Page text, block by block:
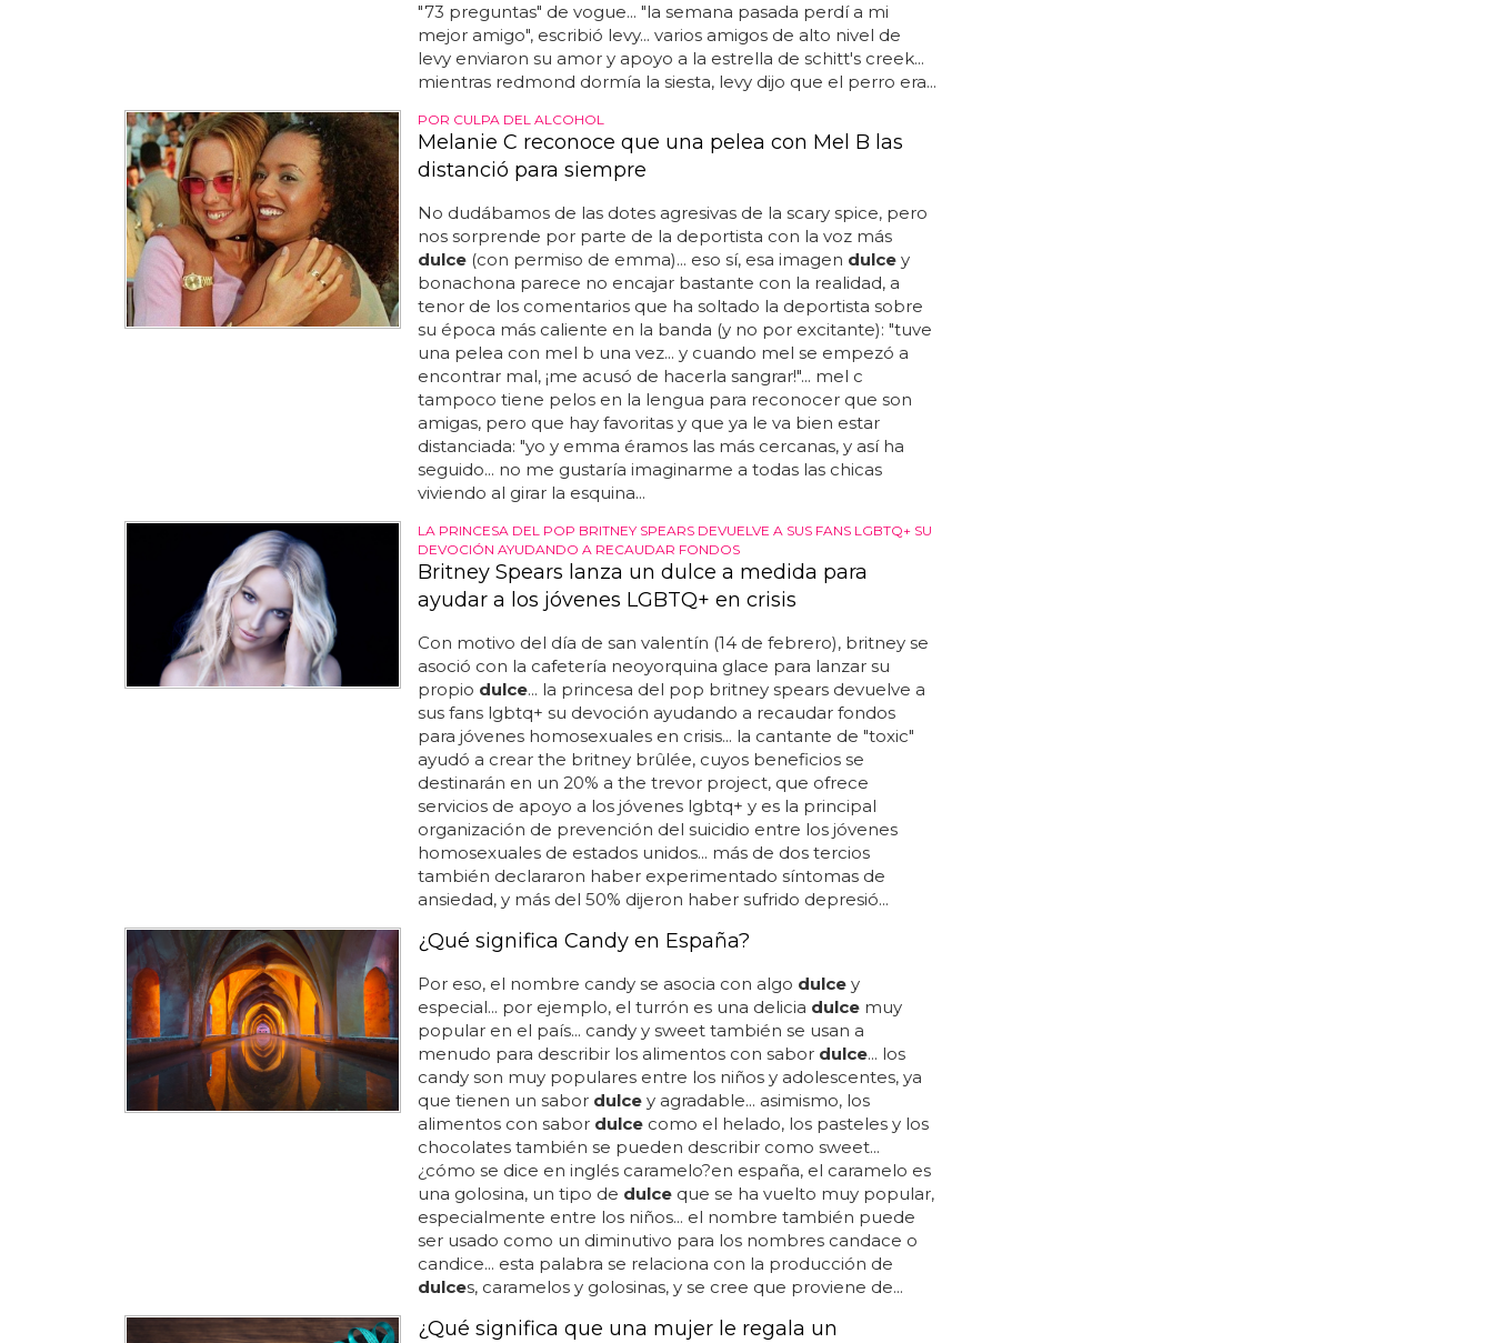
"73 preguntas" de vogue... "la semana pasada perdí a mi
mejor amigo", escribió levy... varios amigos de alto nivel de
levy enviaron su amor y apoyo a la estrella de schitt's creek...
mientras redmond dormía la siesta, levy dijo que el perro era...
POR CULPA DEL ALCOHOL
Melanie C reconoce que una pelea con Mel B las
distanció para siempre
No dudábamos de las dotes agresivas de la scary spice, pero
nos sorprende por parte de la deportista con la voz más
dulce(con permiso de emma)... eso sí, esa imagen dulcey
bonachona parece no encajar bastante con la realidad, a
tenor de los comentarios que ha soltado la deportista sobre
su época más caliente en la banda (y no por excitante): "tuve
una pelea con mel b una vez... y cuando mel se empezó a
encontrar mal, ¡me acusó de hacerla sangrar!"... mel c
tampoco tiene pelos en la lengua para reconocer que son
amigas, pero que hay favoritas y que ya le va bien estar
distanciada: "yo y emma éramos las más cercanas, y así ha
seguido... no me gustaría imaginarme a todas las chicas
viviendo al girar la esquina...
LA PRINCESA DEL POP BRITNEY SPEARS DEVUELVE A SUS FANS LGBTQ+ SU
DEVOCIÓN AYUDANDO A RECAUDAR FONDOS
Britney Spears lanza un dulce a medida para
ayudar a los jóvenes LGBTQ+ en crisis
Con motivo del día de san valentín (14 de febrero), britney se
asoció con la cafetería neoyorquina glace para lanzar su
propio dulce... la princesa del pop britney spears devuelve a
sus fans lgbtq+ su devoción ayudando a recaudar fondos
para jóvenes homosexuales en crisis... la cantante de "toxic"
ayudó a crear the britney brûlée, cuyos beneficios se
destinarán en un 20% a the trevor project, que ofrece
servicios de apoyo a los jóvenes lgbtq+ y es la principal
organización de prevención del suicidio entre los jóvenes
homosexuales de estados unidos... más de dos tercios
también declararon haber experimentado síntomas de
ansiedad, y más del 50% dijeron haber sufrido depresió...
¿Qué significa Candy en España?
Por eso, el nombre candy se asocia con algo dulcey
especial... por ejemplo, el turrón es una delicia dulcemuy
popular en el país... candy y sweet también se usan a
menudo para describir los alimentos con sabor dulce... los
candy son muy populares entre los niños y adolescentes, ya
que tienen un sabor dulcey agradable... asimismo, los
alimentos con sabor dulcecomo el helado, los pasteles y los
chocolates también se pueden describir como sweet...
¿cómo se dice en inglés caramelo?en españa, el caramelo es
una golosina, un tipo de dulceque se ha vuelto muy popular,
especialmente entre los niños... el nombre también puede
ser usado como un diminutivo para los nombres candace o
candice... esta palabra se relaciona con la producción de
dulces, caramelos y golosinas, y se cree que proviene de...
¿Qué significa que una mujer le regala un